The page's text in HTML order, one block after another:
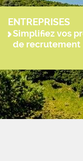
ENTREPRISES
Simplifiez vos
de recrutement